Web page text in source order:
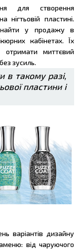
для створення
пластині.
у продажу в
кабінетах. Їх
миттєвий
зусиль.
в такому разі,
пластини і
варіантів дизайну
від чаруючого